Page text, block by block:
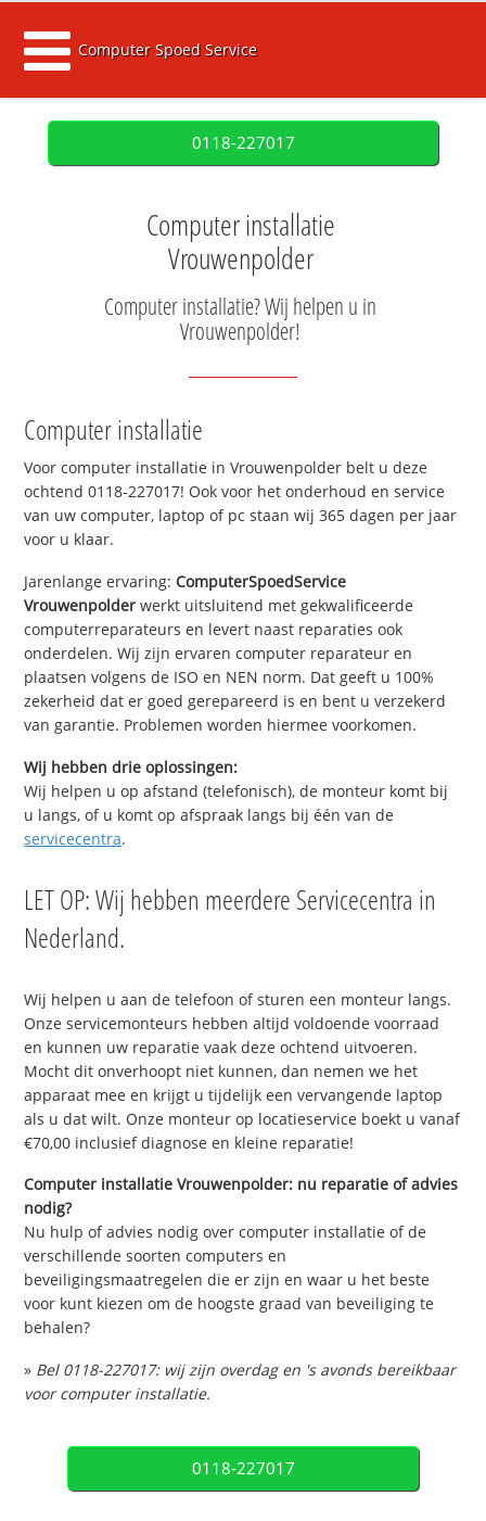
Computer Spoed Service
0118-227017
Computer installatie
Vrouwenpolder
Computer installatie? Wij helpen u in
Vrouwenpolder!
Computer installatie
Voor computer installatie in Vrouwenpolder belt u deze
ochtend 0118-227017! Ook voor het onderhoud en service
van uw computer, laptop of pc staan wij 365 dagen per jaar
voor u klaar.
Jarenlange ervaring:ComputerSpoedService
Vrouwenpolder werkt uitsluitend met gekwalificeerde
computerreparateurs en levert naast reparaties ook
onderdelen. Wij zijn ervaren computer reparateur en
plaatsen volgens de ISO en NEN norm. Dat geeft u 100%
zekerheid dat er goed gerepareerd is en bent u verzekerd
van garantie. Problemen worden hiermee voorkomen.
Wij hebben drie oplossingen:
Wij helpen u op afstand (telefonisch), de monteur komt bij
u langs, of u komt op afspraak langs bij één van de
servicecentra.
LET OP: Wij hebben meerdere Servicecentra in
Nederland.
Wij helpen u aan de telefoon of sturen een monteur langs.
Onze servicemonteurs hebben altijd voldoende voorraad
en kunnen uw reparatie vaak deze ochtend uitvoeren.
Mocht dit onverhoopt niet kunnen, dan nemen we het
apparaat mee en krijgt u tijdelijk een vervangende laptop
als u dat wilt. Onze monteur op locatieservice boekt u vanaf
€70,00 inclusief diagnose en kleine reparatie!
Computer installatie Vrouwenpolder: nu reparatie of advies
nodig?
Nu hulp of advies nodig over computer installatie of de
verschillende soorten computers en
beveiligingsmaatregelen die er zijn en waar u het beste
voor kunt kiezen om de hoogste graad van beveiliging te
behalen?
» Bel 0118-227017: wij zijn overdag en 's avonds bereikbaar
voor computer installatie.
0118-227017